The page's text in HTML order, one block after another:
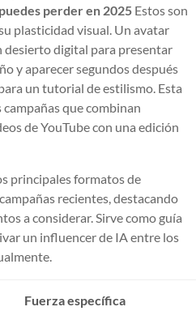
perder en 2025 Estos son
plasticidad visual. Un avatar
digital para presentar
y aparecer segundos después
un tutorial de estilismo. Esta
que combinan
de YouTube con una edición
principales formatos de
recientes, destacando
a considerar. Sirve como guía
un influencer de IA entre los
Fuerza específica